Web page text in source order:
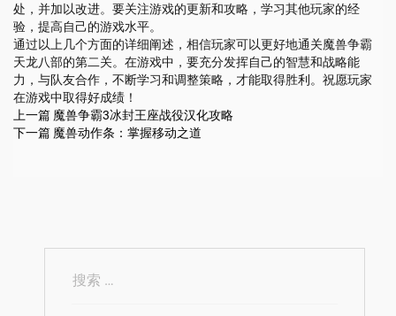
处，并加以改进。要关注游戏的更新和攻略，学习其他玩家的经
验，提高自己的游戏水平。
通过以上几个方面的详细阐述，相信玩家可以更好地通关魔兽争霸
天龙八部的第二关。在游戏中，要充分发挥自己的智慧和战略能
力，与队友合作，不断学习和调整策略，才能取得胜利。祝愿玩家
在游戏中取得好成绩！
上一篇 魔兽争霸3冰封王座战役汉化攻略
下一篇 魔兽动作条：掌握移动之道